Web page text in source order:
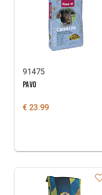
91475
PAVO
€ 23.99